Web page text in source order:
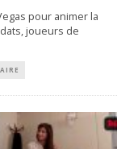
pour animer la
joueurs de